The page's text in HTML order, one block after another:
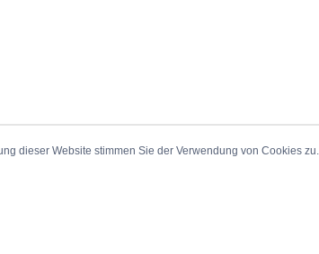
dieser Website stimmen Sie der Verwendung von Cookies zu.